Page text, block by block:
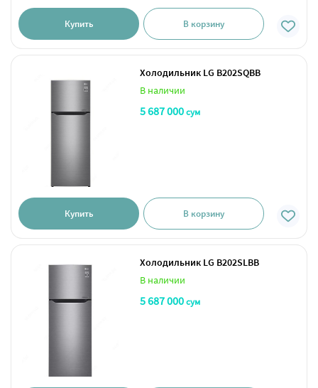
Купить В корзину
Холодильник LG B202SQBB
В наличии
5 687 000сум
Купить В корзину
Холодильник LG B202SLBB
В наличии
5 687 000сум